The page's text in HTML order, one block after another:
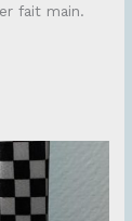
fait main.